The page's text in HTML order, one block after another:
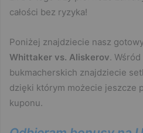
całości bez ryzyka!
Poniżej znajdziecie nasz
Whittaker vs. Aliskerov.
bukmacherskich znajdziecie
dzięki którym możecie jeszcze
kuponu.